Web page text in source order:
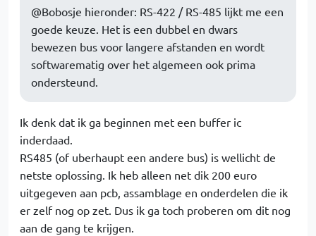
@Bobosje hieronder: RS-422 / RS-485 lijkt me een
goede keuze. Het is een dubbel en dwars
bewezen bus voor langere afstanden en wordt
softwarematig over het algemeen ook prima
ondersteund.
Ik denk dat ik ga beginnen met een buffer ic
inderdaad.
RS485 (of uberhaupt een andere bus) is wellicht de
netste oplossing. Ik heb alleen net dik 200 euro
uitgegeven aan pcb, assamblage en onderdelen die ik
er zelf nog op zet. Dus ik ga toch proberen om dit nog
aan de gang te krijgen.